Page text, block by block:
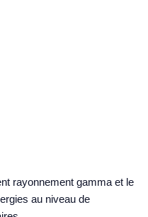
rayonnement gamma et le
au niveau de